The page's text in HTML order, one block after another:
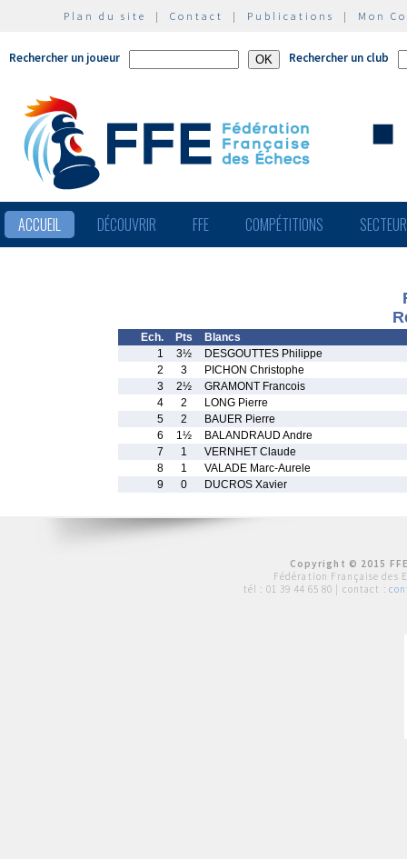
Plan du site | Contact | Publications | Mon
Rechercher un joueur Rechercher un club
ACCUEIL DÉCOUVRIR FFE COMPÉTITIONS
Ech. Pts
Blancs
1
3½
DESGOUTTES Philippe
2
3
PICHON Christophe
3
2½
GRAMONT Francois
4
2
LONG Pierre
5
2
BAUER Pierre
6
1½
BALANDRAUD Andre
7
1
VERNHET Claude
8
1
VALADE Marc-Aurele
9
0 DUCROS Xavier
Copyright © 2015
Fédération Française des
tél : 01 39 44 65 80 | contact :